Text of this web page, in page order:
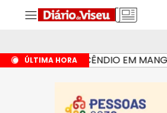
ÚLTIMA HORA
HÁ 6 HORAS INCÊNDIO EM